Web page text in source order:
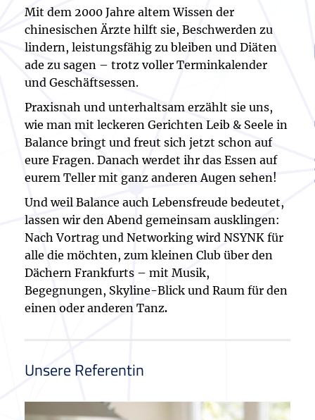
Mit dem 2000 Jahre altem Wissen der
chinesischen Ärzte hilft sie, Beschwerden zu
lindern, leistungsfähig zu bleiben und Diäten
ade zu sagen – trotz voller Terminkalender
und Geschäftsessen.
Praxisnah und unterhaltsam erzählt sie uns,
wie man mit leckeren Gerichten Leib & Seele in
Balance bringt und freut sich jetzt schon auf
eure Fragen. Danach werdet ihr das Essen auf
eurem Teller mit ganz anderen Augen sehen!
Und weil Balance auch Lebensfreude bedeutet,
lassen wir den Abend gemeinsam ausklingen:
Nach Vortrag und Networking wird NSYNK für
alle die möchten, zum kleinen Club über den
Dächern Frankfurts – mit Musik,
Begegnungen, Skyline-Blick und Raum für den
einen oder anderen Tanz.
Unsere Referentin